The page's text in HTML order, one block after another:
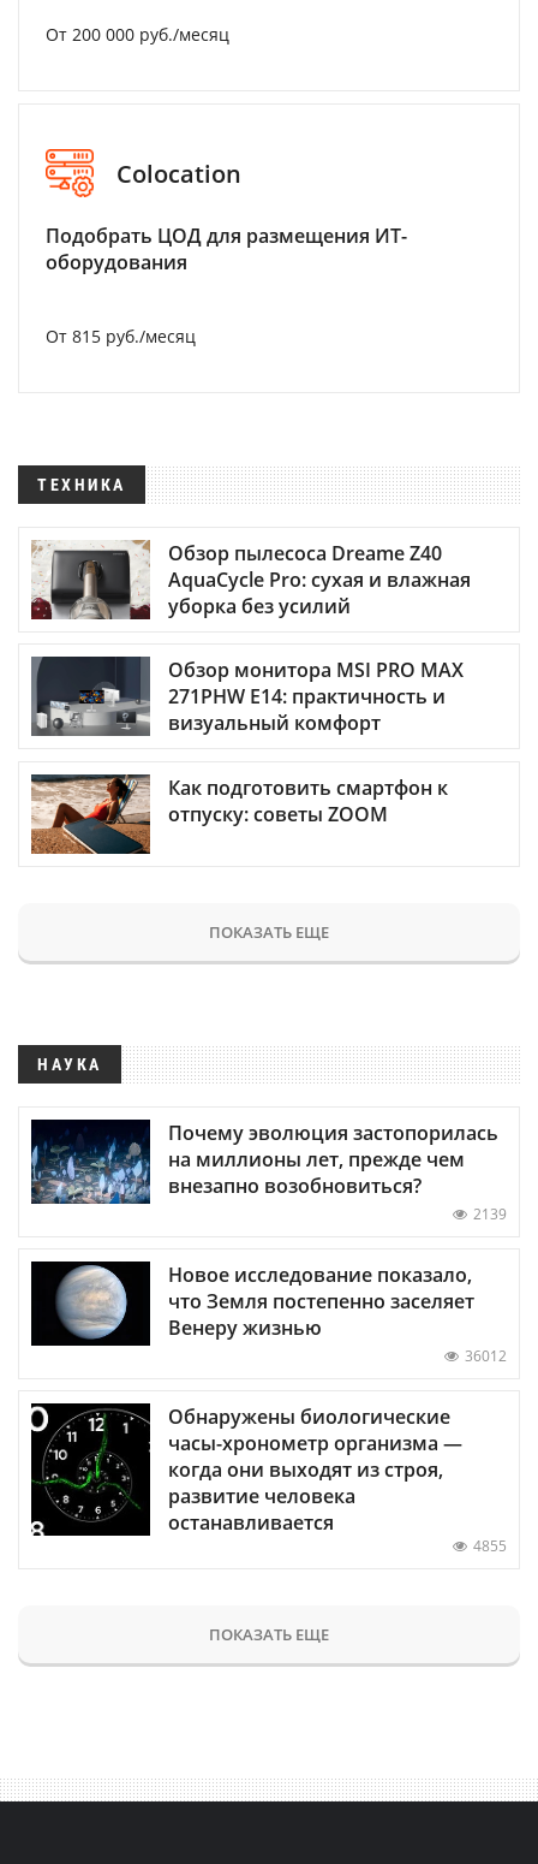
От 200 000 руб./месяц
Colocation
Подобрать ЦОД для размещения ИТ-
оборудования
От 815 руб./месяц
ТЕХНИКА
Обзор пылесоса Dreame Z40
AquaCycle Pro: сухая и влажная
уборка без усилий
Обзор монитора MSI PRO MAX
271PHW E14: практичность и
визуальный комфорт
Как подготовить смартфон к
отпуску: советы ZOOM
ПОКАЗАТЬ ЕЩЕ
НАУКА
Почему эволюция застопорилась
на миллионы лет, прежде чем
внезапно возобновиться?
2139
Новое исследование показало,
что Земля постепенно заселяет
Венеру жизнью
36012
Обнаружены биологические
часы-хронометр организма —
когда они выходят из строя,
развитие человека
останавливается
4855
ПОКАЗАТЬ ЕЩЕ